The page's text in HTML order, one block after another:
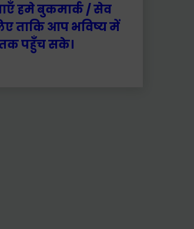
हमे बुकमार्क / सेव
ताकि आप भविष्य में
तक पहुँच सके।